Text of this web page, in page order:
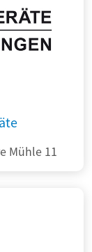
Mühle 11